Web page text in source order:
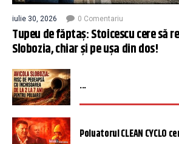
iulie 30, 2026 0 Comentariu
Tupeu de făptaș: Stoicescu cere să
Slobozia, chiar și pe ușa din dos!
...
Poluatorul CLEAN CYCLO